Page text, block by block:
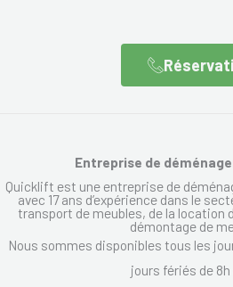
Entreprise de
Quicklift est une entreprise de
avec 17 ans d’expérience dans le
transport de meubles, de la location
démontage de
Nous sommes disponibles tous les
jours fériés de 8h